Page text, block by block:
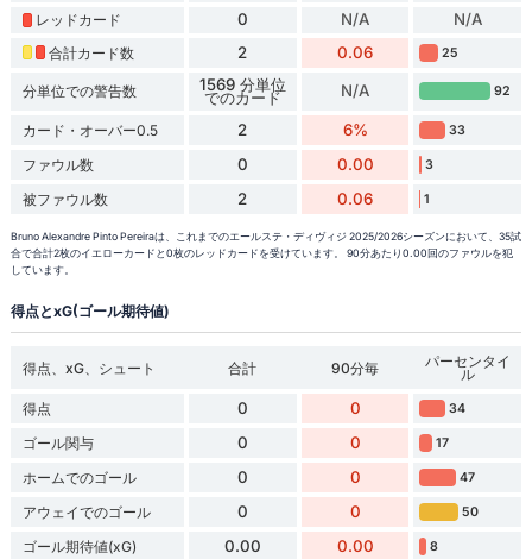
レッドカード 0 N/A N/A
合計カード数 2 0.06 25
分単位での警告数 1569 分単位
でのカード N/A 92
カード・オーバー0.5 2 6% 33
ファウル数 0 0.00 3
被ファウル数 2 0.06 1
Bruno Alexandre Pinto Pereiraは、これまでのエールステ・ディヴィジ 2025/2026シーズンにおいて、35試
合で合計2枚のイエローカードと0枚のレッドカードを受けています。 90分あたり0.00回のファウルを犯
しています。
得点とxG(ゴール期待値)
得点、xG、シュート 合計 90分毎 パーセンタイ
ル
得点
0 0 34
ゴール関与 0 0 17
ホームでのゴール 0 0 47
アウェイでのゴール 0 0 50
ゴール期待値(xG) 0.00 0.00 8